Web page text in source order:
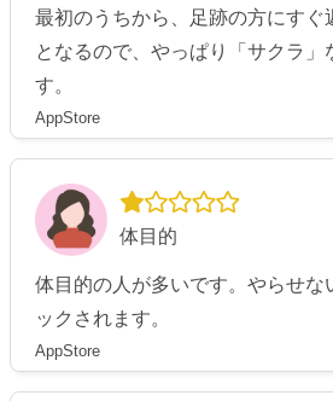
最初のうちから、足跡の方にすぐ
となるので、やっぱり「サクラ」
す。
AppStore
体目的
体目的の人が多いです。やらせな
ックされます。
AppStore